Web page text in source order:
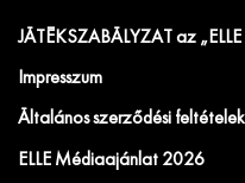
JÁTÉKSZABÁLYZAT az
Impresszum
Általános szerződési feltételek
ELLE Médiaajánlat 2026